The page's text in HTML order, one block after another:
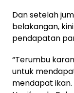
Dan setelah
belakangan,
pendapatan
“Terumbu
untuk
mendapat